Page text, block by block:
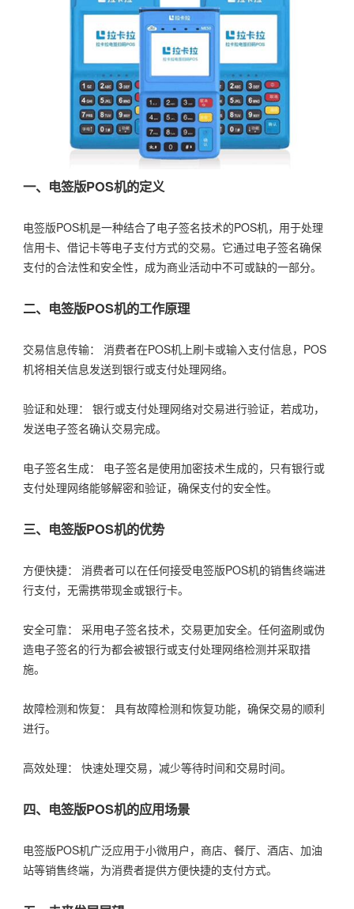
一、电签版POS机的定义
电签版POS机是一种结合了电子签名技术的POS机，用于处理
信用卡、借记卡等电子支付方式的交易。它通过电子签名确保
支付的合法性和安全性，成为商业活动中不可或缺的一部分。
二、电签版POS机的工作原理
交易信息传输： 消费者在POS机上刷卡或输入支付信息，POS
机将相关信息发送到银行或支付处理网络。
验证和处理： 银行或支付处理网络对交易进行验证，若成功，
发送电子签名确认交易完成。
电子签名生成： 电子签名是使用加密技术生成的，只有银行或
支付处理网络能够解密和验证，确保支付的安全性。
三、电签版POS机的优势
方便快捷： 消费者可以在任何接受电签版POS机的销售终端进
行支付，无需携带现金或银行卡。
安全可靠： 采用电子签名技术，交易更加安全。任何盗刷或伪
造电子签名的行为都会被银行或支付处理网络检测并采取措
施。
故障检测和恢复： 具有故障检测和恢复功能，确保交易的顺利
进行。
高效处理： 快速处理交易，减少等待时间和交易时间。
四、电签版POS机的应用场景
电签版POS机广泛应用于小微用户，商店、餐厅、酒店、加油
站等销售终端，为消费者提供方便快捷的支付方式。